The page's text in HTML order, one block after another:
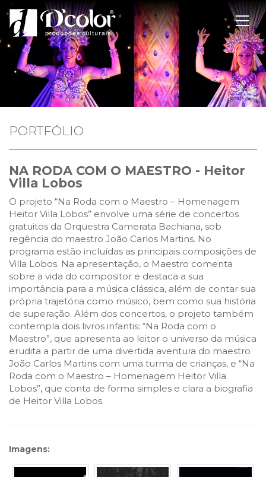
PORTFÓLIO
NA RODA COM O MAESTRO - Heitor
Villa Lobos
O projeto “Na Roda com o Maestro – Homenagem
Heitor Villa Lobos” envolve uma série de concertos
gratuitos da Orquestra Camerata Bachiana, sob
regência do maestro João Carlos Martins. No
programa estão incluídas as principais composições de
Villa Lobos. Na apresentação, o Maestro comenta
sobre a vida do compositor e destaca a sua
importância para a música clássica, além de contar sua
própria trajetória como músico, bem como sua história
de superação. Além dos concertos, o projeto também
contempla dois livros infantis: “Na Roda com o
Maestro”, que apresenta ao leitor o universo da música
erudita a partir de uma divertida aventura do maestro
João Carlos Martins com uma turma de crianças, e “Na
Roda com o Maestro – Homenagem Heitor Villa
Lobos”, que conta de forma simples e clara a biografia
de Heitor Villa Lobos.
Imagens: